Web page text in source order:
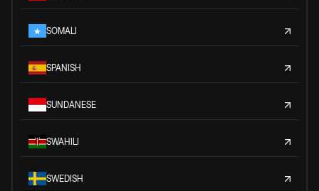
SOMALI
SPANISH
SUNDANESE
SWAHILI
SWEDISH